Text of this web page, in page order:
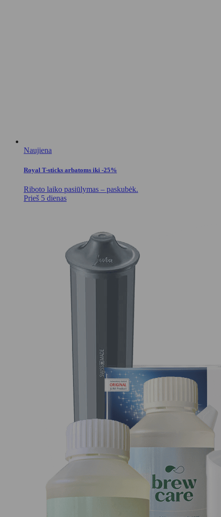
Naujiena
Royal T-sticks arbatoms iki -25%
Riboto laiko pasiūlymas – paskubėk.
Prieš 5 dienas